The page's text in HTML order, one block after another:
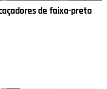
de faixa-preta